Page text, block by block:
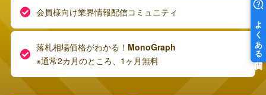
会員様向け業界情報配信コミュニティ
落札相場価格がわかる！ MonoGraph
※通常2カ月のところ、1ヶ月無料